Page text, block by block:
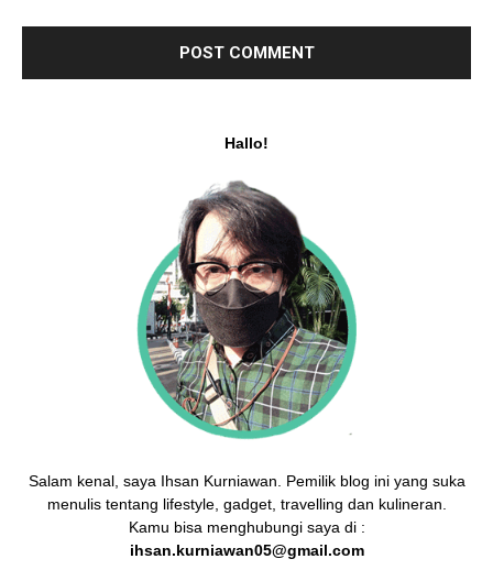
Hallo!
Salam kenal, saya Ihsan Kurniawan. Pemilik blog ini yang suka
menulis tentang lifestyle, gadget, travelling dan kulineran.
Kamu bisa menghubungi saya di :
ihsan.kurniawan05@gmail.com